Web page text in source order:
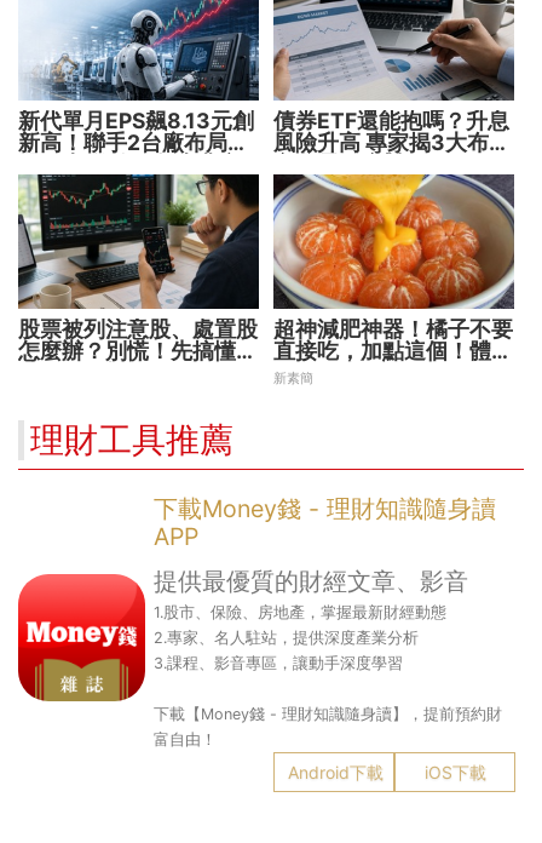
新代單月EPS飆8.13元創
新高！聯手2台廠布局機
機
債券ETF還能抱嗎？升息
風險升高 專家揭3大布局
股票被列注意股、處置股
怎麼辦？別慌！先搞懂背
超神減肥神器！橘子不要
直接吃，加點這個！體重
天天下降
新素簡
理財工具推薦
下載Money錢 - 理財知識隨身讀
APP
提供最優質的財經文章、影音
1.股市、保險、房地產，掌握最新財經動態
2.專家、名人駐站，提供深度產業分析
3.課程、影音專區，讓動手深度學習
下載【Money錢 - 理財知識隨身讀】，提前預約財
富自由！
Android下載 iOS下載